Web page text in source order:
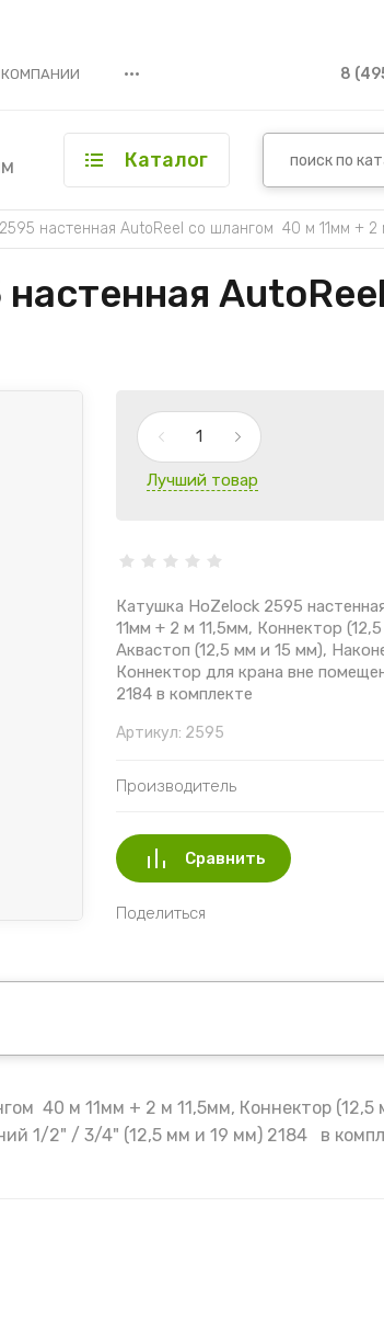
••• 8
Каталог
настенная AutoReel со шлангом  40 м 11мм + 2
Лучший товар
Катушка HoZelock 2595
11мм + 2 м 11,5мм, Коннектор
Аквастоп (12,5 мм и 15 мм),
Коннектор для крана вне
2184 в комплекте
Артикул: 2595
Производитель
Сравнить
Поделиться
40 м 11мм + 2 м 11,5мм, Коннектор
1/2" / 3/4" (12,5 мм и 19 мм) 2184 в